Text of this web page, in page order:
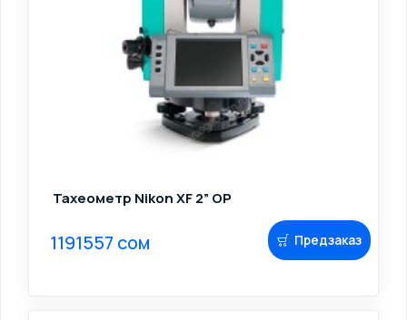
Тахеометр Nikon XF 2” OP
1191557 сом Предзаказ